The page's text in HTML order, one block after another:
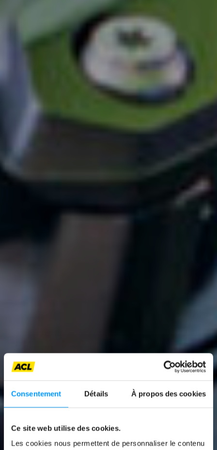
Consentement Détails À propos des cookies
Ce site web utilise des cookies.
Les cookies nous permettent de personnaliser le contenu